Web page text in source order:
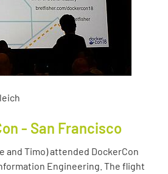
- San Francisco
and Timo) attended DockerCon
Engineering. The flight